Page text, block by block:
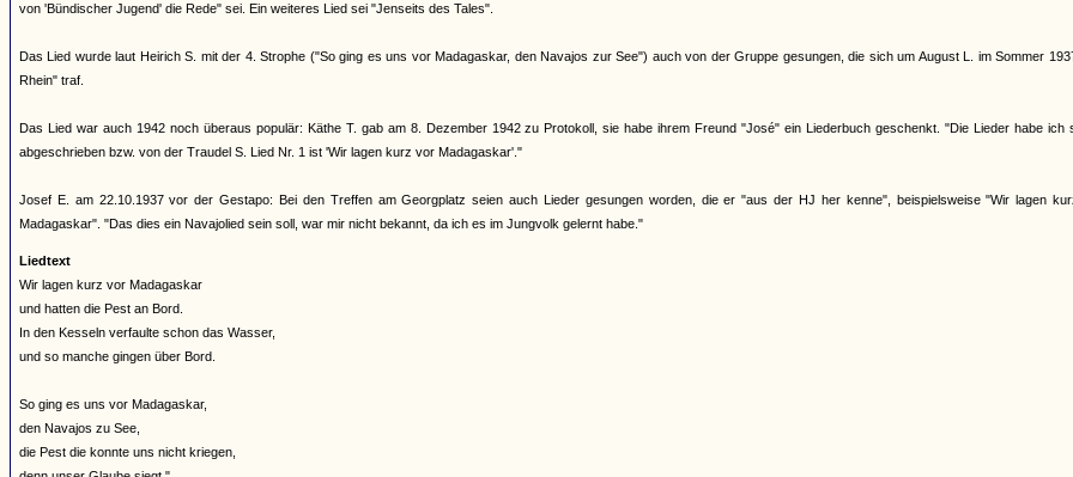
von 'Bündischer Jugend' die Rede" sei. Ein weiteres Lied sei "Jenseits des Tales".
Das Lied wurde laut Heirich S. mit der 4. Strophe ("So ging es uns vor Madagaskar, den Navajos zur See") auch von der Gruppe gesungen, die sich um August L. im Sommer
Rhein" traf.
Das Lied war auch 1942 noch überaus populär: Käthe T. gab am 8. Dezember 1942 zu Protokoll, sie habe ihrem Freund "José" ein Liederbuch geschenkt. "Die Lieder habe ich
abgeschrieben bzw. von der Traudel S. Lied Nr. 1 ist 'Wir lagen kurz vor Madagaskar'."
Josef E. am 22.10.1937 vor der Gestapo: Bei den Treffen am Georgplatz seien auch Lieder gesungen worden, die er "aus der HJ her kenne", beispielsweise "Wir lagen
Madagaskar". "Das dies ein Navajolied sein soll, war mir nicht bekannt, da ich es im Jungvolk gelernt habe."
Liedtext
Wir lagen kurz vor Madagaskar
und hatten die Pest an Bord.
In den Kesseln verfaulte schon das Wasser,
und so manche gingen über Bord.
So ging es uns vor Madagaskar,
den Navajos zu See,
die Pest die konnte uns nicht kriegen,